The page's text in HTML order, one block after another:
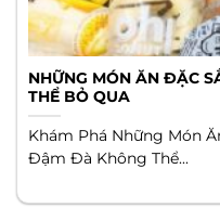
NHỮNG MÓN ĂN ĐẶC
THỂ BỎ QUA
Khám Phá Những Món
Đậm Đà Không Thể...